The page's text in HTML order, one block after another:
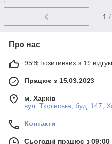
1 /
Про нас
95% позитивних з 19
Працює з 15.03.2023
м. Харків
вул. Тюрінська, буд. 147,
Контакти
Сьогодні працює з 09:00